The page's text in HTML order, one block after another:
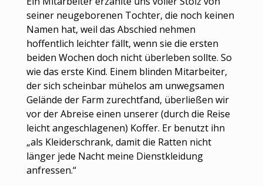
seiner neugeborenen Tochter, die noch keinen
Namen hat, weil das Abschied nehmen
hoffentlich leichter fällt, wenn sie die ersten
beiden Wochen doch nicht überleben sollte. So
wie das erste Kind. Einem blinden Mitarbeiter,
der sich scheinbar mühelos am unwegsamen
Gelände der Farm zurechtfand, überließen wir
vor der Abreise einen unserer (durch die Reise
leicht angeschlagenen) Koffer. Er benutzt ihn
„als Kleiderschrank, damit die Ratten nicht
länger jede Nacht meine Dienstkleidung
anfressen.“